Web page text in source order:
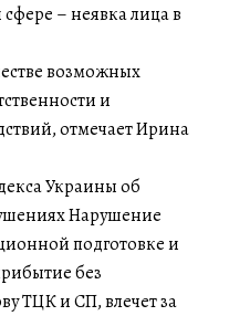
– неявка лица в
возможных
и
отмечает Ирина
Украины об
Нарушение
подготовке и
без
ТЦК и СП, влечет за